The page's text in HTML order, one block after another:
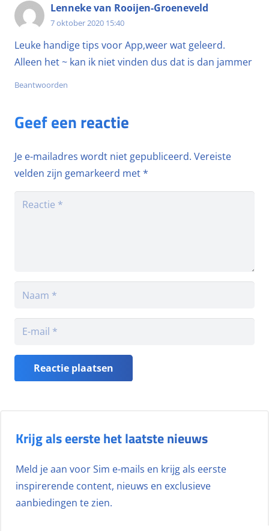
Lenneke van Rooijen-Groeneveld
7 oktober 2020 15:40
Leuke handige tips voor App,weer wat geleerd.
Alleen het ~ kan ik niet vinden dus dat is dan jammer
Beantwoorden
Geef een reactie
Je e-mailadres wordt niet gepubliceerd. Vereiste
velden zijn gemarkeerd met*
Reactie plaatsen
Krijg als eerste het laatste nieuws
Meld je aan voor Sim e-mails en krijg als eerste
inspirerende content, nieuws en exclusieve
aanbiedingen te zien.